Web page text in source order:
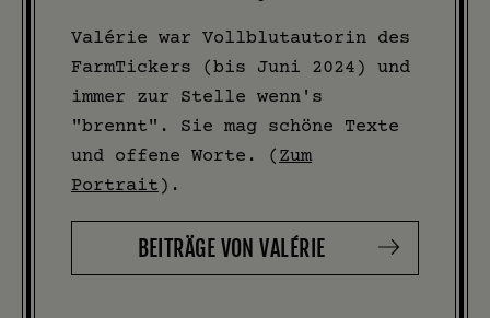
Valérie war Vollblutautorin des
FarmTickers (bis Juni 2024) und
immer zur Stelle wenn's
"brennt". Sie mag schöne Texte
und offene Worte. ( Zum
Portrait ).
BEITRÄGE VON VALÉRIE